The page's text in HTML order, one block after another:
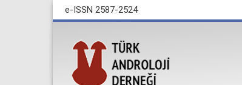
e-ISSN 2587-2524